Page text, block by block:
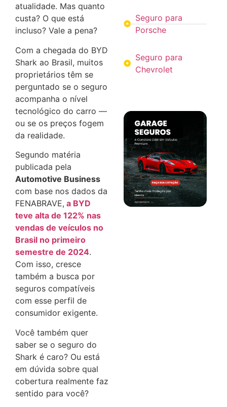
atualidade. Mas quanto
custa? O que está
incluso? Vale a pena?
Com a chegada do BYD
Shark ao Brasil, muitos
proprietários têm se
perguntado se o seguro
acompanha o nível
tecnológico do carro —
ou se os preços fogem
da realidade.
Segundo matéria
publicada pela
Automotive Business
com base nos dados da
FENABRAVE, a BYD
teve alta de 122% nas
vendas de veículos no
Brasil no primeiro
semestre de 2024.
Com isso, cresce
também a busca por
seguros compatíveis
com esse perfil de
consumidor exigente.
Você também quer
saber se o seguro do
Shark é caro? Ou está
em dúvida sobre qual
cobertura realmente faz
sentido para você?
Seguro para
Porsche
Seguro para
Chevrolet